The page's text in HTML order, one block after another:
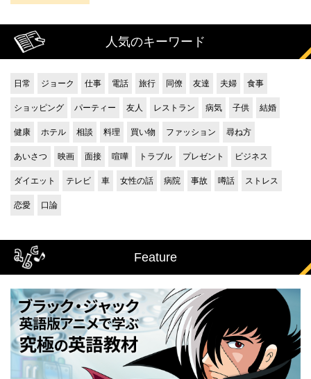
人気のキーワード
日常 ジョーク 仕事 電話 旅行 同僚 友達 夫婦 食事
ショッピング パーティー 友人 レストラン 病気 子供 結婚
健康 ホテル 相談 料理 買い物 ファッション 尋ね方
あいさつ 映画 面接 喧嘩 トラブル プレゼント ビジネス
ダイエット テレビ 車 女性の話 病院 事故 噂話 ストレス
恋愛 口論
Feature